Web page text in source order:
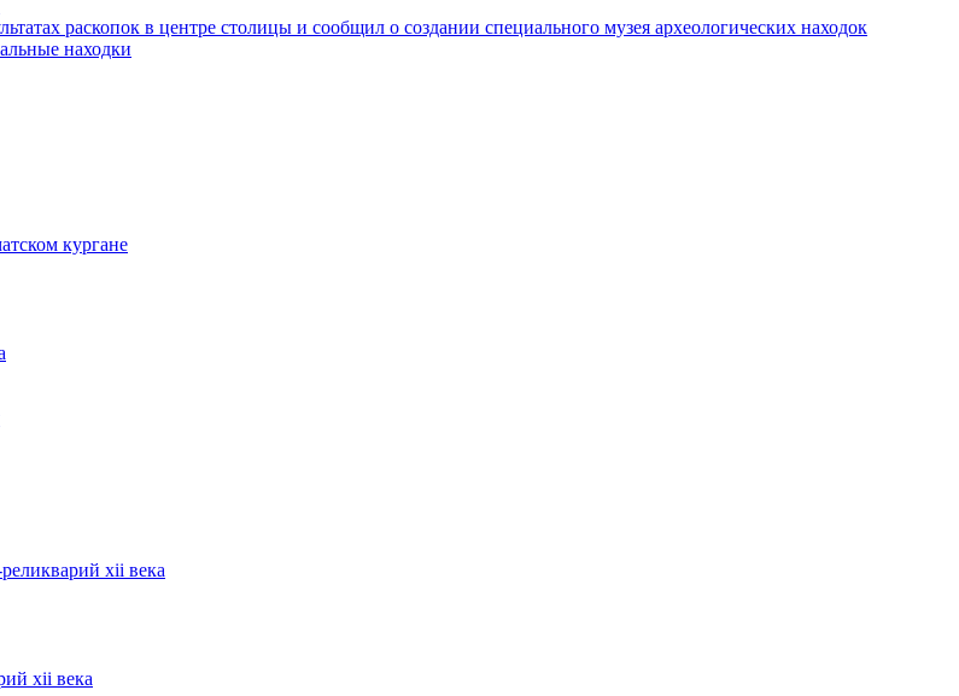
раскопок в центре столицы и сообщил о создании специального музея археологических находок
находки
кургане
xii века
xii века